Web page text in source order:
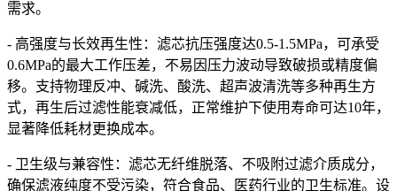
需求。
- 高强度与长效再生性：滤芯抗压强度达0.5-1.5MPa，可承受
0.6MPa的最大工作压差，不易因压力波动导致破损或精度偏
移。支持物理反冲、碱洗、酸洗、超声波清洗等多种再生方
式，再生后过滤性能衰减低，正常维护下使用寿命可达10年，
显著降低耗材更换成本。
- 卫生级与兼容性：滤芯无纤维脱落、不吸附过滤介质成分，
确保滤液纯度不受污染，符合食品、医药行业的卫生标准。设